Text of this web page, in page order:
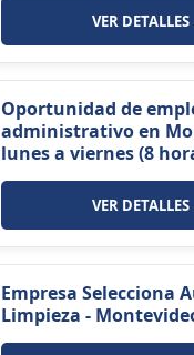
VER
Oportunidad de
administrativo en
lunes a viernes (8
VER
Empresa Selecciona
Limpieza -